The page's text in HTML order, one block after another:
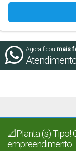
Agora ficou mais
📐Planta (s) Tipo!
empreendimento.